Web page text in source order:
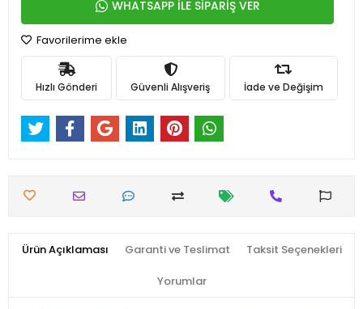
WHATSAPP İLE SİPARİŞ VER
Favorilerime ekle
Hızlı Gönderi Güvenli Alışveriş İade ve Değişim
Ürün Açıklaması Garanti ve Teslimat Taksit Seçenekleri
Yorumlar